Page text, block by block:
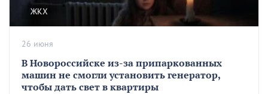
ЖКХ
В Новороссийске из-за припаркованных
машин не смогли установить генератор,
чтобы дать свет в квартиры
26 июня